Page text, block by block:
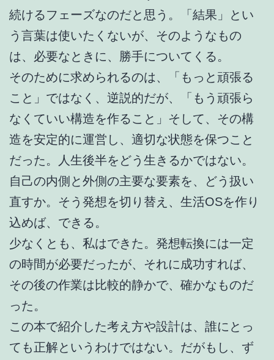
続けるフェーズなのだと思う。「結果」とい
う言葉は使いたくないが、そのようなもの
は、必要なときに、勝手についてくる。
そのために求められるのは、「もっと頑張る
こと」ではなく、逆説的だが、「もう頑張ら
なくていい構造を作ること」そして、その構
造を安定的に運営し、適切な状態を保つこと
だった。人生後半をどう生きるかではない。
自己の内側と外側の主要な要素を、どう扱い
直すか。そう発想を切り替え、生活OSを作り
込めば、できる。
少なくとも、私はできた。発想転換には一定
の時間が必要だったが、それに成功すれば、
その後の作業は比較的静かで、確かなものだ
った。
この本で紹介した考え方や設計は、誰にとっ
ても正解というわけではない。だがもし、ず